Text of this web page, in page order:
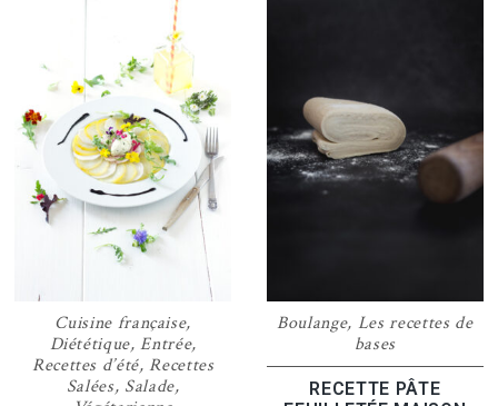
Cuisine française,
Diététique,Entrée,
Recettes d’été,Recettes
Salées, Salade,
Boulange, Les recettes de
bases
RECETTE PÂTE